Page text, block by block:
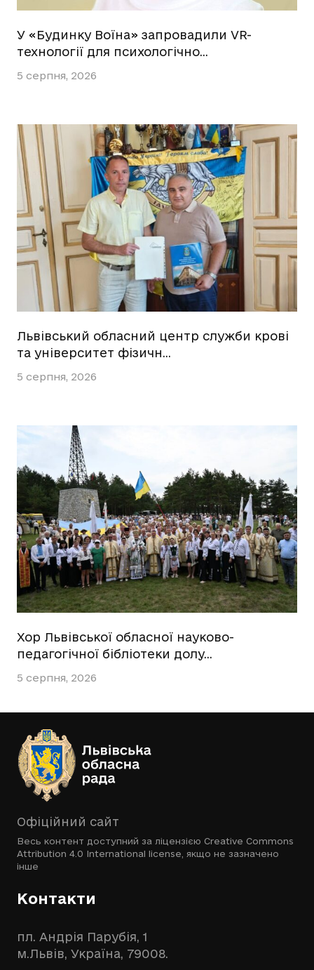
У «Будинку Воїна» запровадили VR-
технології для психологічно…
5 серпня, 2026
Львівський обласний центр служби крові
та університет фізичн…
5 серпня, 2026
Хор Львівської обласної науково-
педагогічної бібліотеки долу…
5 серпня, 2026
Офіційний сайт
Весь контент доступний за ліцензією Creative Commons
Attribution 4.0 International license , якщо не зазначено
інше
Контакти
пл. Андрія Парубія, 1
м.Львів, Україна, 79008.